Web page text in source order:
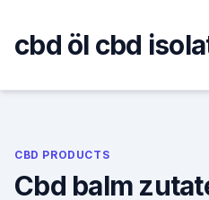
content
cbd öl cbd
CBD PRODUCTS
Cbd balm